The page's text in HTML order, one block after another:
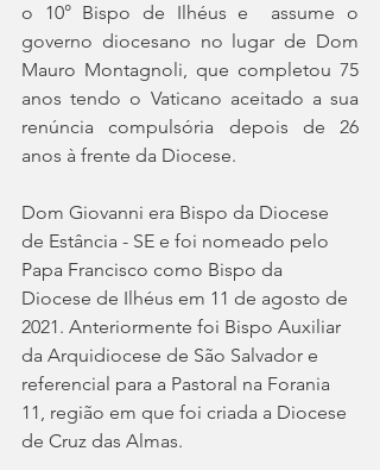
o 10° Bispo de Ilhéus e  assume o
governo diocesano no lugar de Dom
Mauro Montagnoli, que completou 75
anos tendo o Vaticano aceitado a sua
renúncia compulsória depois de 26
anos à frente da Diocese.
Dom Giovanni era Bispo da Diocese
de Estância - SE e foi nomeado pelo
Papa Francisco como Bispo da
Diocese de Ilhéus em 11 de agosto de
2021. Anteriormente foi Bispo Auxiliar
da Arquidiocese de São Salvador e
referencial para a Pastoral na Forania
11, região em que foi criada a Diocese
de Cruz das Almas.